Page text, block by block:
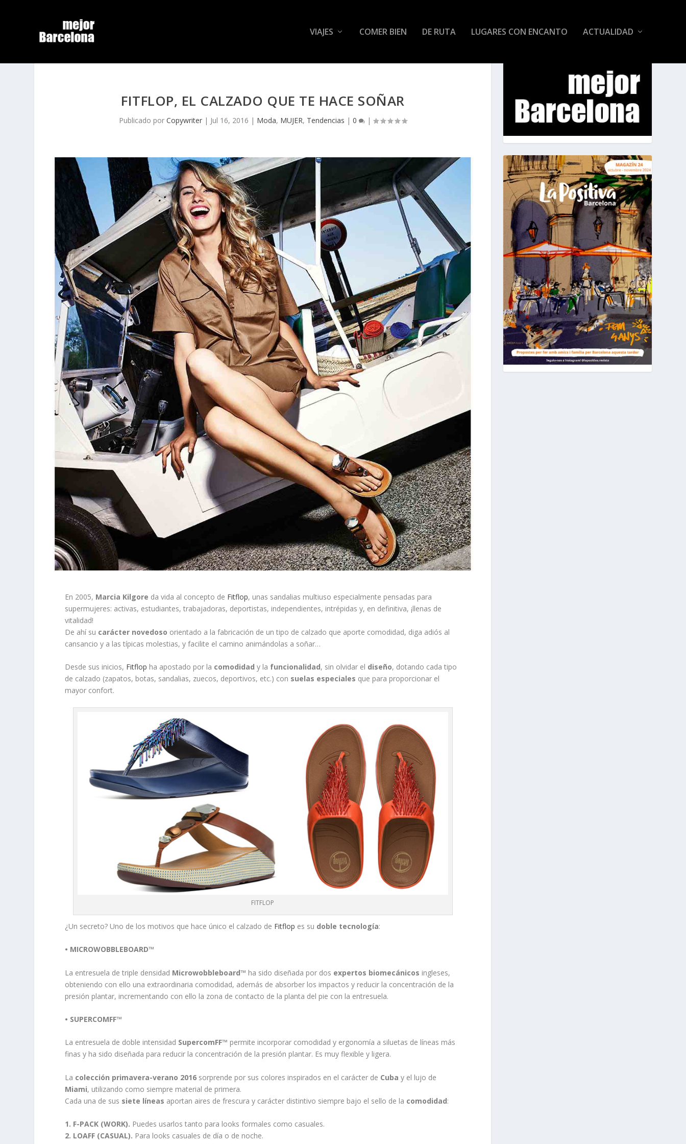
VIAJES COMER BIEN DE RUTA LUGARES CON ENCANTO ACTUALIDAD
FITFLOP, EL CALZADO QUE TE HACE SOÑAR
Publicado por Copywriter| Jul 16, 2016 | Moda, MUJER, Tendencias | 0 |
En 2005, Marcia Kilgore da vida al concepto de Fitflop, unas sandalias multiuso especialmente pensadas para
supermujeres: activas, estudiantes, trabajadoras, deportistas, independientes, intrépidas y, en definitiva, ¡llenas de
vitalidad!
De ahí su carácter novedoso orientado a la fabricación de un tipo de calzado que aporte comodidad, diga adiós al
cansancio y a las típicas molestias, y facilite el camino animándolas a soñar…
Desde sus inicios, Fitflop ha apostado por la comodidad y la funcionalidad, sin olvidar el diseño, dotando cada tipo
de calzado (zapatos, botas, sandalias, zuecos, deportivos, etc.) con suelas especiales que para proporcionar el
mayor confort.
FITFLOP
¿Un secreto? Uno de los motivos que hace único el calzado de Fitflop es su doble tecnología:
• MICROWOBBLEBOARD™
La entresuela de triple densidad Microwobbleboard™ ha sido diseñada por dos expertos biomecánicos ingleses,
obteniendo con ello una extraordinaria comodidad, además de absorber los impactos y reducir la concentración de la
presión plantar, incrementando con ello la zona de contacto de la planta del pie con la entresuela.
• SUPERCOMFF™
La entresuela de doble intensidad SupercomFF™ permite incorporar comodidad y ergonomía a siluetas de líneas más
finas y ha sido diseñada para reducir la concentración de la presión plantar. Es muy flexible y ligera.
La colección primavera-verano 2016 sorprende por sus colores inspirados en el carácter de Cuba y el lujo de
Miami, utilizando como siempre material de primera.
Cada una de sus siete líneas aportan aires de frescura y carácter distintivo siempre bajo el sello de la comodidad:
1. F-PACK (WORK). Puedes usarlos tanto para looks formales como casuales.
2. LOAFF (CASUAL). Para looks casuales de día o de noche.